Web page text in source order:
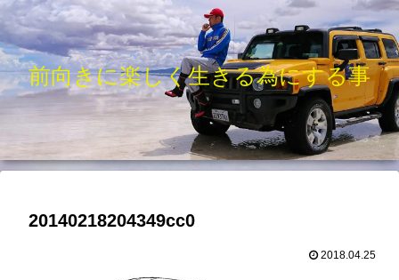
前向きに楽しく生きる為にする事
20140218204349cc0
2018.04.25